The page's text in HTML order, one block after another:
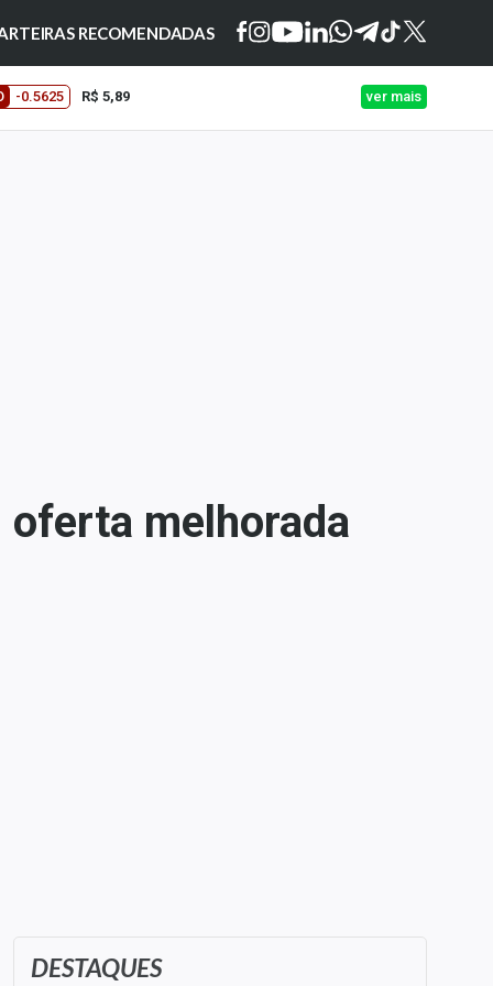
RECOMENDADAS
-0.5625 R$ 5,89 ver mais
oferta melhorada
DESTAQUES